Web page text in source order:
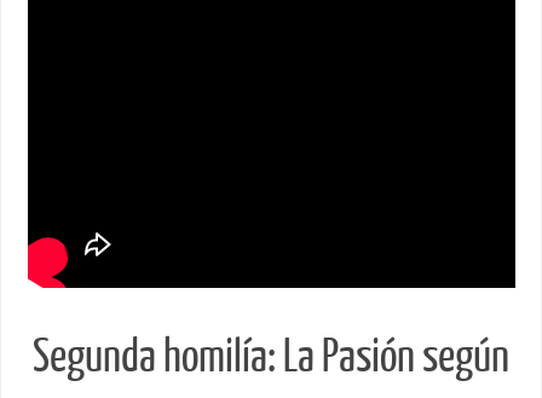
Segunda homilía: La Pasión según